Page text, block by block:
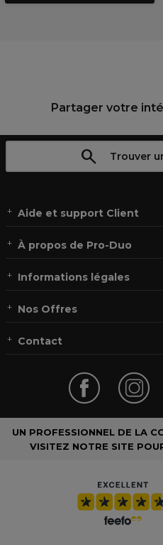
Partager votre
Trouver
Aide et support Client
À propos de Pro-Duo
Informations légales
Nos Offres
Contact
UN PROFESSIONNEL DE LA
VISITEZ NOTRE SITE